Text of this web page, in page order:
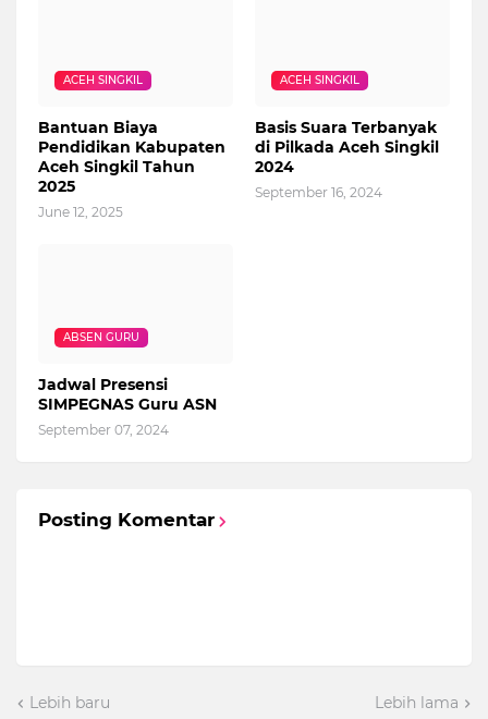
ACEH SINGKIL
Bantuan Biaya
Pendidikan Kabupaten
Aceh Singkil Tahun
2025
June 12, 2025
ACEH SINGKIL
Basis Suara Terbanyak
di Pilkada Aceh Singkil
2024
September 16, 2024
ABSEN GURU
Jadwal Presensi
SIMPEGNAS Guru ASN
September 07, 2024
Posting Komentar
Lebih baru Lebih lama